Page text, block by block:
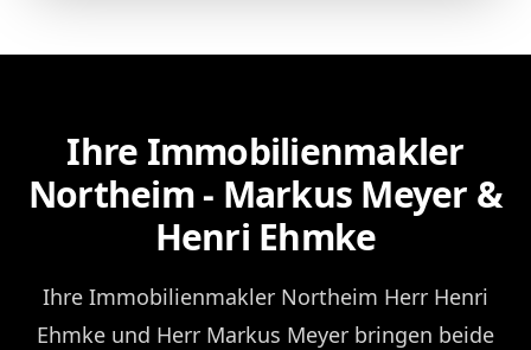
Ihre Immobilienmakler
Northeim - Markus Meyer &
Henri Ehmke
Ihre Immobilienmakler Northeim Herr Henri
Ehmke und Herr Markus Meyer bringen beide